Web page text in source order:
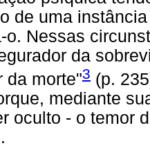
de uma
o. Nessas
da
da morte"3 (p.
mediante
oculto - o temor